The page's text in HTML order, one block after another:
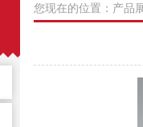
您现在的位置：产品